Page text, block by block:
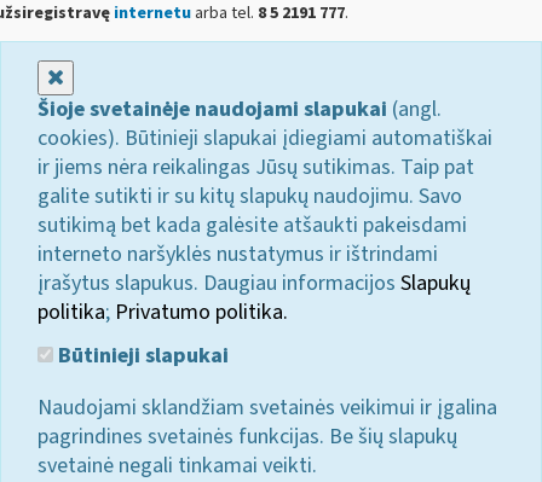
internetuarba tel. 8 5 2191 777.
Šioje svetainėje naudojami slapukai (angl.
cookies). Būtinieji slapukai įdiegiami automatiškai
ir jiems nėra reikalingas Jūsų sutikimas. Taip pat
galite sutikti ir su kitų slapukų naudojimu. Savo
sutikimą bet kada galėsite atšaukti pakeisdami
interneto naršyklės nustatymus ir ištrindami
įrašytus slapukus. Daugiau informacijos Slapukų
politika; Privatumo politika.
Būtinieji slapukai
Naudojami sklandžiam svetainės veikimui ir įgalina
pagrindines svetainės funkcijas. Be šių slapukų
svetainė negali tinkamai veikti.